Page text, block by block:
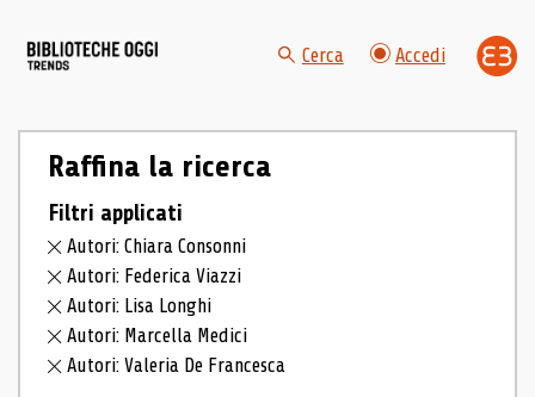
Cerca Accedi
Raffina la ricerca
Filtri applicati
Autori: Chiara Consonni
Autori: Federica Viazzi
Autori: Lisa Longhi
Autori: Marcella Medici
Autori: Valeria De Francesca